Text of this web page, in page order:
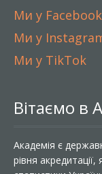
Ми у Facebook
Ми у
Ми у TikTok
Вітаємо в
Академія є
рівня